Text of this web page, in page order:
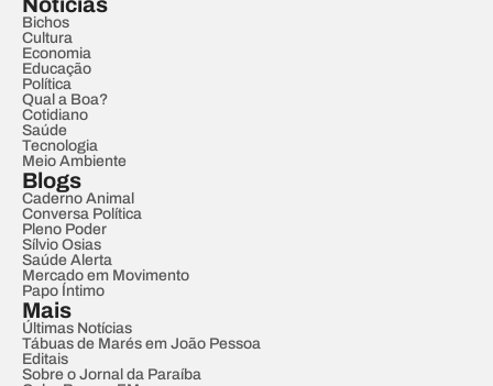
Bichos
Cultura
Economia
Educação
Política
Qual a Boa?
Cotidiano
Saúde
Tecnologia
Meio Ambiente
Blogs
Caderno Animal
Conversa Política
Pleno Poder
Sílvio Osias
Saúde Alerta
Mercado em Movimento
Papo Íntimo
Mais
Últimas Notícias
Tábuas de Marés em João Pessoa
Editais
Sobre o Jornal da Paraíba